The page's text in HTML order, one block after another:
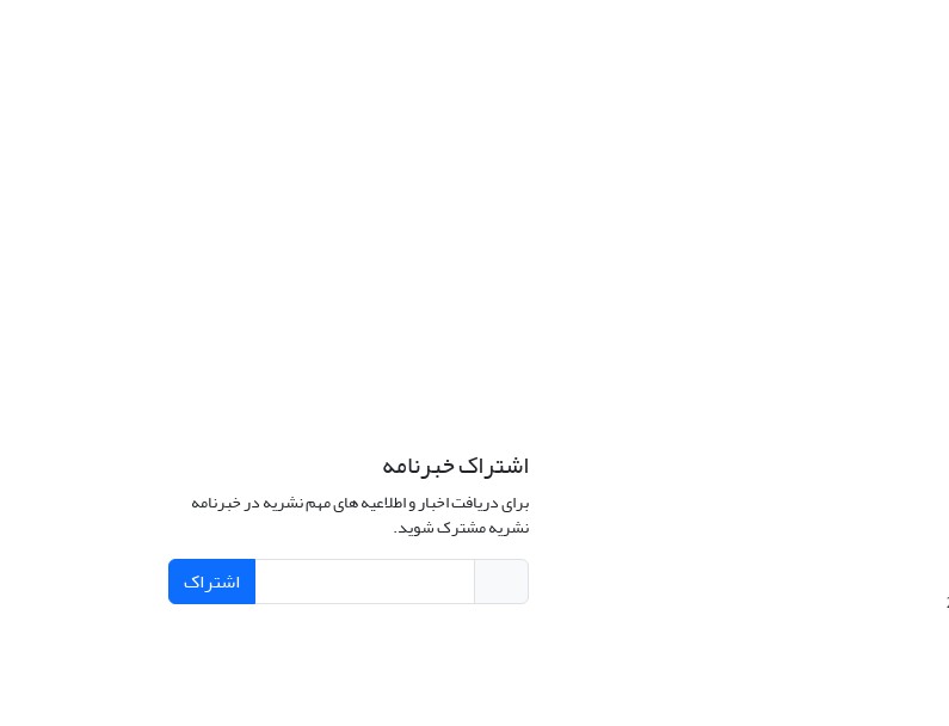
اشتراک خبرنامه
برای دریافت اخبار و اطلاعیه های مهم نشریه در خبرنامه
نشریه مشترک شوید.
اشتراک